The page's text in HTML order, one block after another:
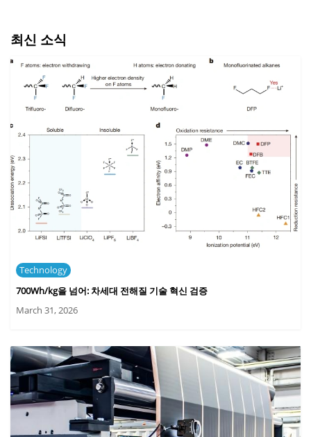
최신 소식
Technology
700Wh/kg을 넘어: 차세대 전해질 기술 혁신 검증
March 31, 2026